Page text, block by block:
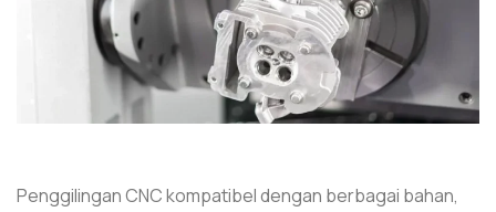
Penggilingan CNC kompatibel dengan berbagai bahan,